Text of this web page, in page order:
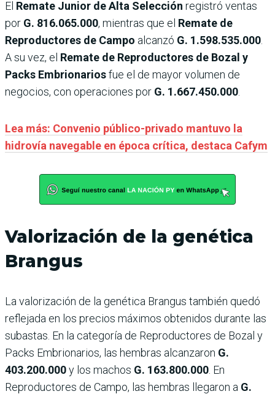
El Remate Junior de Alta Selección registró ventas
por G. 816.065.000, mientras que el Remate de
Reproductores de Campo alcanzó G. 1.598.535.000
A su vez, el Remate de Reproductores de Bozal y
Packs Embrionariosfue el de mayor volumen de
negocios, con operaciones por G. 1.667.450.000
Lea más: Convenio público-privado mantuvo la
hidrovía navegable en época crítica, destaca Cafym
Valorización de la genética
Brangus
La valorización de la genética Brangus también quedó
reflejada en los precios máximos obtenidos durante las
subastas. En la categoría de Reproductores de Bozal y
Packs Embrionarios, las hembras alcanzaron G.
403.200.000y los machos G. 163.800.000 . En
Reproductores de Campo, las hembras llegaron a G.